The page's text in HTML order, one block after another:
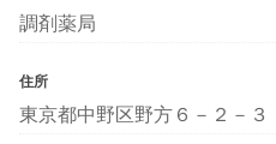
調剤薬局
住所
東京都中野区野方６－２－３